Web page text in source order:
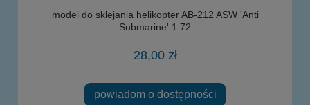
model do sklejania helikopter AB-212 ASW 'Anti
Submarine' 1:72
28,00 zł
powiadom o dostępności